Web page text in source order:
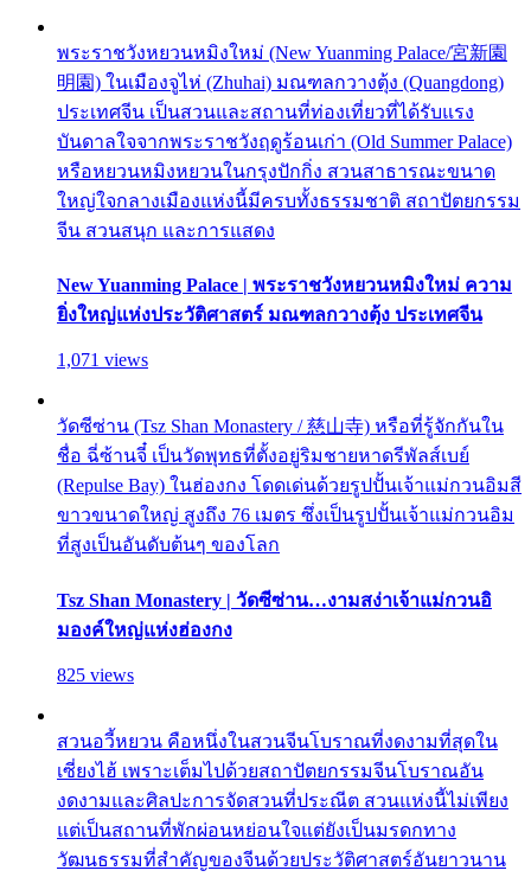
พระราชวังหยวนหมิงใหม่ (New Yuanming Palace/宮新園
明園) ในเมืองจูไห่ (Zhuhai) มณฑลกวางตุ้ง (Quangdong)
ประเทศจีน เป็นสวนและสถานที่ท่องเที่ยวที่ได้รับแรง
บันดาลใจจากพระราชวังฤดูร้อนเก่า (Old Summer Palace)
หรือหยวนหมิงหยวนในกรุงปักกิ่ง สวนสาธารณะขนาด
ใหญ่ใจกลางเมืองแห่งนี้มีครบทั้งธรรมชาติ สถาปัตยกรรม
จีน สวนสนุก และการแสดง
New Yuanming Palace | พระราชวังหยวนหมิงใหม่ ความ
ยิ่งใหญ่แห่งประวัติศาสตร์ มณฑลกวางตุ้ง ประเทศจีน
1,071 views
วัดซีซ่าน (Tsz Shan Monastery / 慈山寺) หรือที่รู้จักกันใน
ชื่อ ฉี่ซ้านจี๋ เป็นวัดพุทธที่ตั้งอยู่ริมชายหาดรีพัลส์เบย์
(Repulse Bay) ในฮ่องกง โดดเด่นด้วยรูปปั้นเจ้าแม่กวนอิมสี
ขาวขนาดใหญ่ สูงถึง 76 เมตร ซึ่งเป็นรูปปั้นเจ้าแม่กวนอิม
ที่สูงเป็นอันดับต้นๆ ของโลก
Tsz Shan Monastery | วัดซีซ่าน…งามสง่าเจ้าแม่กวนอิ
มองค์ใหญ่แห่งฮ่องกง
825 views
สวนอวี้หยวน คือหนึ่งในสวนจีนโบราณที่งดงามที่สุดใน
เซี่ยงไฮ้ เพราะเต็มไปด้วยสถาปัตยกรรมจีนโบราณอัน
งดงามและศิลปะการจัดสวนที่ประณีต สวนแห่งนี้ไม่เพียง
แต่เป็นสถานที่พักผ่อนหย่อนใจแต่ยังเป็นมรดกทาง
วัฒนธรรมที่สำคัญของจีนด้วยประวัติศาสตร์อันยาวนาน